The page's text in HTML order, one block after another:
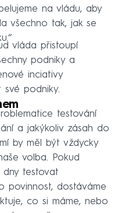
na vládu, aby
všechno tak, jak se
vláda přistoupí
podniky a
inciativy
své podniky.
testování
a jakýkoliv zásah do
by měl být vždycky
volba. Pokud
testovat
povinnost, dostáváme
co si máme, nebo